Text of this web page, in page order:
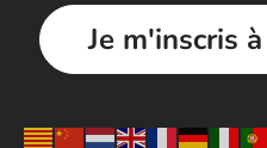
Je m'inscris